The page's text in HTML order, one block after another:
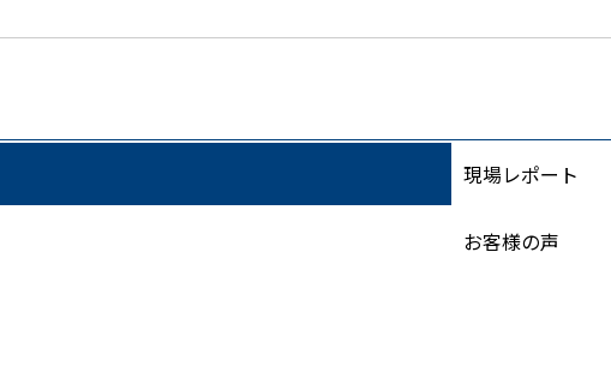
現場レポート
お客様の声